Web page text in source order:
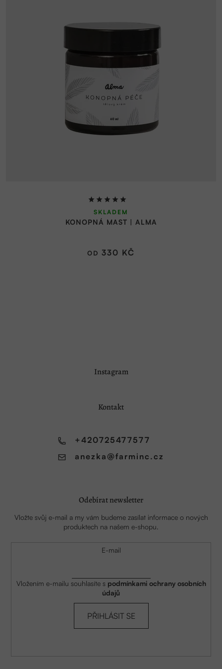
KONOPNÁ MAST | ALMA
Průměrné
hodnocení
produktu
SKLADEM
OD 330 KČ
Instagram
Kontakt
anezka @farminc.cz
+420725477577
Odebírat newsletter
Vložte svůj e-mail a my vám budeme zasílat informace o nových
produktech na našem e-shopu.
E-mail
Vložením e-mailu souhlasíte s podmínkami ochrany osobních
údajů
PŘIHLÁSIT SE